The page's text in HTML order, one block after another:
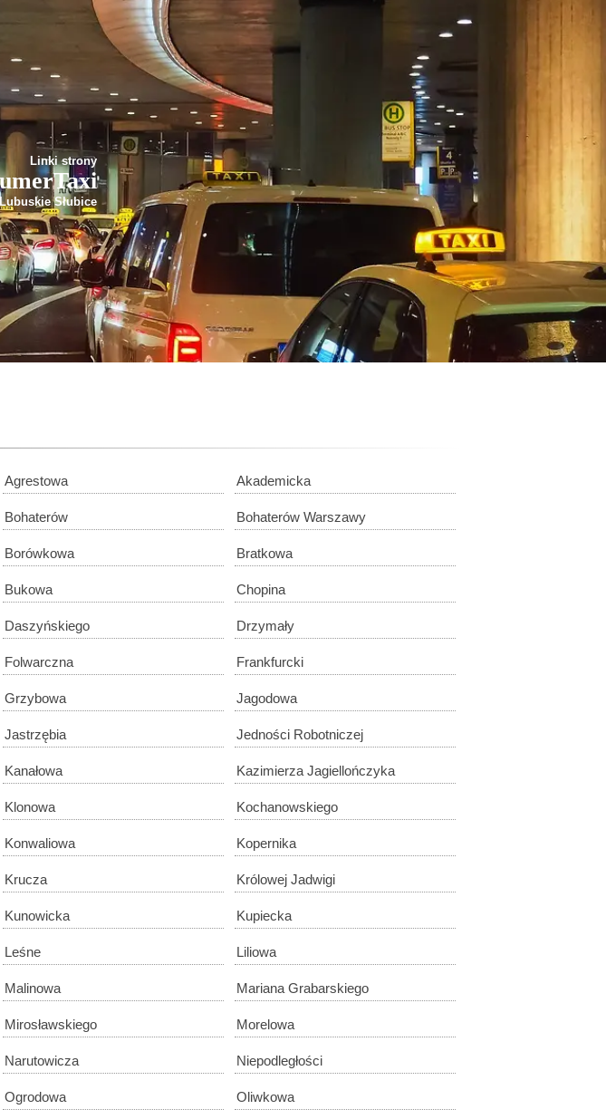
Linki strony
Lubuskie Słubice
Agrestowa Akademicka
Bohaterów Bohaterów Warszawy
Borówkowa Bratkowa
Bukowa Chopina
Daszyńskiego Drzymały
Folwarczna Frankfurcki
Grzybowa Jagodowa
Jastrzębia Jedności Robotniczej
Kanałowa Kazimierza Jagiellończyka
Klonowa Kochanowskiego
Konwaliowa Kopernika
Krucza Królowej Jadwigi
Kunowicka Kupiecka
Leśne Liliowa
Malinowa Mariana Grabarskiego
Mirosławskiego Morelowa
Narutowicza Niepodległości
Ogrodowa Oliwkowa